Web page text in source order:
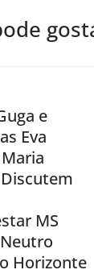
e
Eva
MS
Horizonte